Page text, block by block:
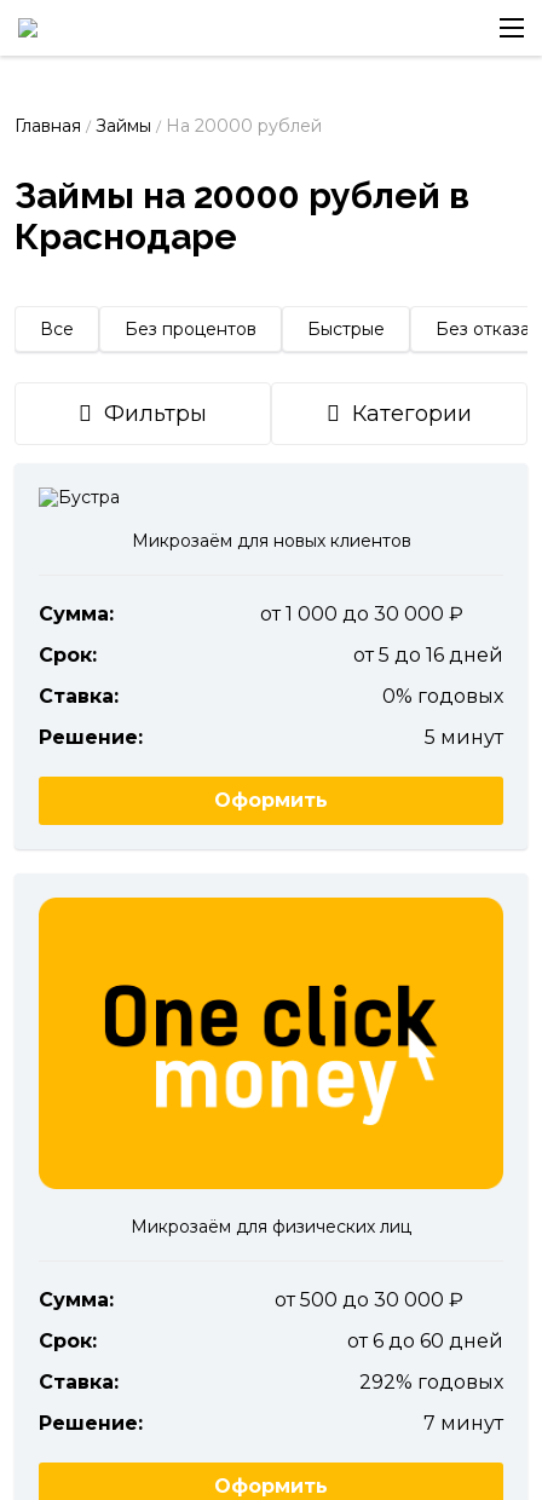
Главная / Займы / На 20000 рублей
Займы на 20000 рублей в
Краснодаре
Все Без процентов Быстрые Без отказа
Фильтры Категории
Микрозаём для новых клиентов
Сумма:
от 1 000 до 30 000
Срок:
от 5 до 16 дней
Ставка:
0% годовых
Решение:
5 минут
Оформить
Микрозаём для физических лиц
Сумма:
от 500 до 30 000
Срок:
от 6 до 60 дней
Ставка:
292% годовых
Решение:
7 минут
Оформить